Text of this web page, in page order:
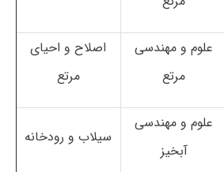
علوم و مهندسی
مرتع
اصلاح و احیای
مرتع
علوم و مهندسی
آبخیز
سیلاب و رودخانه